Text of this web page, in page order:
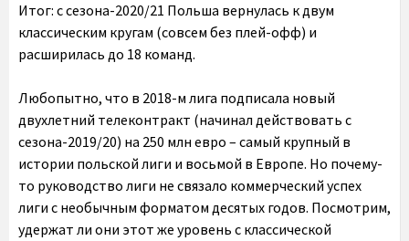
Итог: с сезона-2020/21 Польша вернулась к двум
классическим кругам (совсем без плей-офф) и
расширилась до 18 команд.
Любопытно, что в 2018-м лига подписала новый
двухлетний телеконтракт (начинал действовать с
сезона-2019/20) на 250 млн евро – самый крупный в
истории польской лиги и восьмой в Европе. Но почему-
то руководство лиги не связало коммерческий успех
лиги с необычным форматом десятых годов. Посмотрим,
удержат ли они этот же уровень с классической